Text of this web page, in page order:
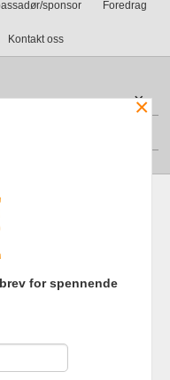
sponsor Foredrag
Kontakt oss
og personvern
×
for spennende